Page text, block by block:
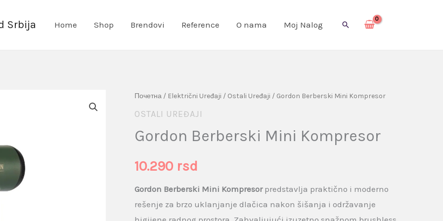
Srbija Home Shop Brendovi Reference O nama Moj Nalog Pretraga
Почетна / Električni Uređaji / Ostali Uređaji / Gordon Berberski Mini Kompresor
OSTALI UREĐAJI
Gordon Berberski Mini Kompresor
10.290 rsd
Gordon Berberski Mini Kompresorpredstavlja praktično i moderno
rešenje za brzo uklanjanje dlačica nakon šišanja i održavanje
Gordon
Berberski
Kompresor